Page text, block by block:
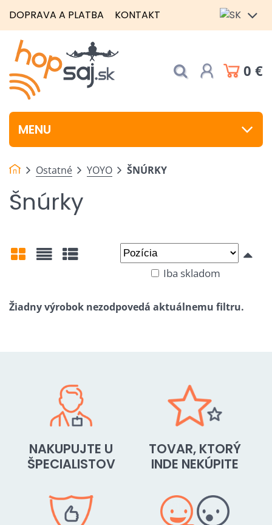
DOPRAVA A PLATBA KONTAKT
0 €
MENU
Ostatné YOYO ŠNÚRKY
Šnúrky
Iba skladom
NAKUPUJTE U
ŠPECIALISTOV
TOVAR, KTORÝ
INDE NEKÚPITE